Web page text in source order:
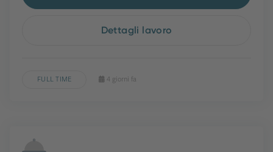
Dettagli lavoro
FULL TIME 4 giorni fa